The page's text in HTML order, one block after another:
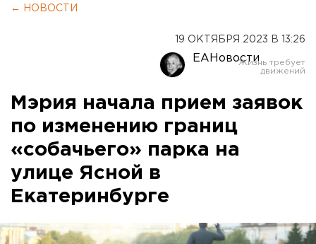
← НОВОСТИ
19 ОКТЯБРЯ 2023 В 13:26
ЕАНовости
Мэрия начала прием заявок
по изменению границ
«собачьего» парка на
улице Ясной в
Екатеринбурге